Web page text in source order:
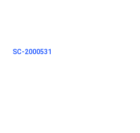
SC-2000531